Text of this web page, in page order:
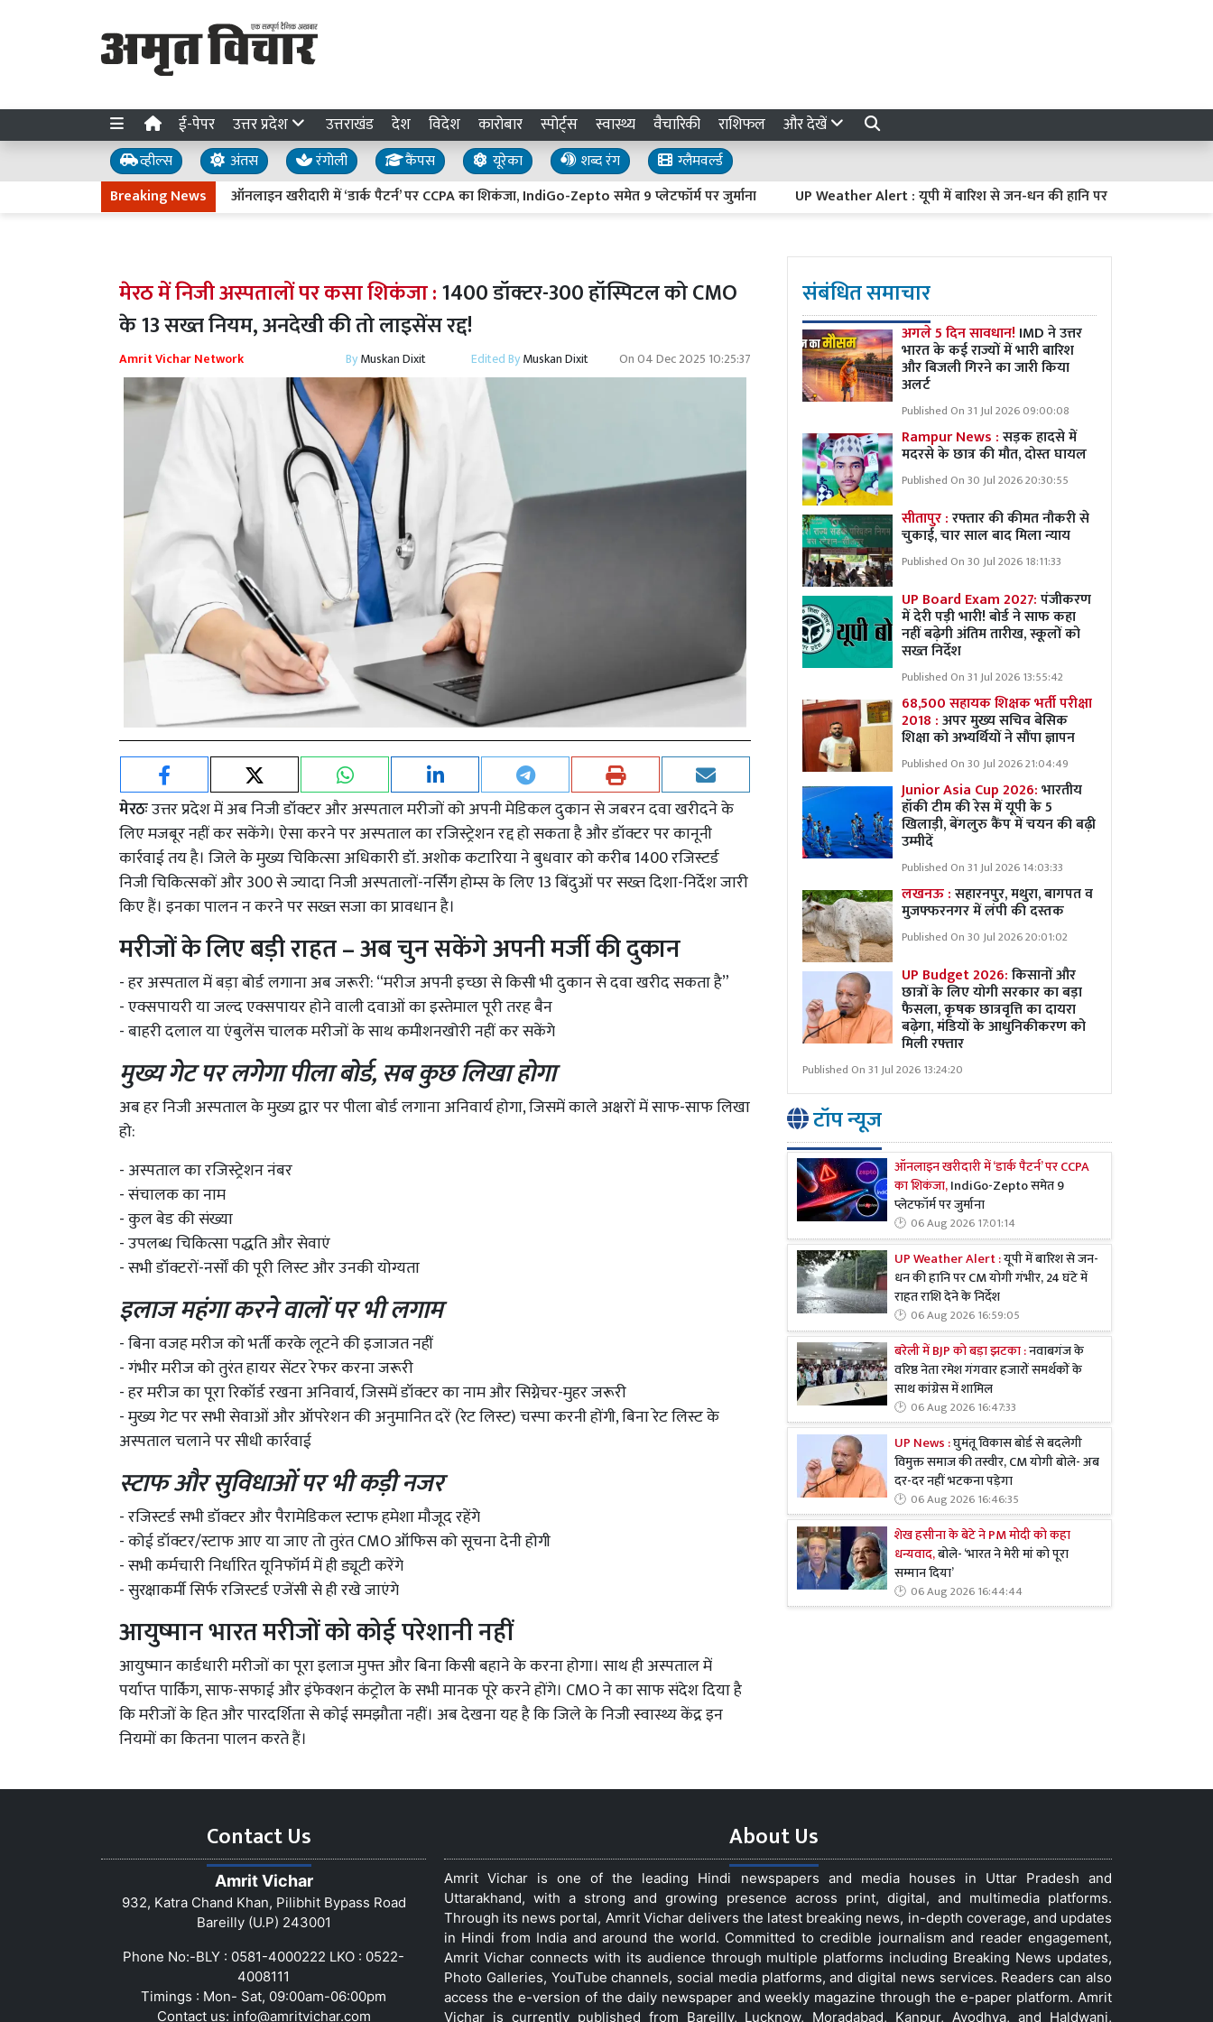
ई-पेपर उत्तर प्रदेश उत्तराखंड देश विदेश कारोबार स्पोर्ट्स स्वास्थ्य वैचारिकी राशिफल और देखें
व्हील्स अंतस रंगोली कैंपस यूरेका शब्द रंग
ग्लैमवर्ल्ड
Breaking Newsऑनलाइन खरीदारी में ‘डार्क पैटर्न’ पर CCPA का शिकंजा, IndiGo-Zepto समेत 9 प्लेटफॉर्म पर जुर्माना UP Weather Alert : यूपी में बारिश से जन-धन की हानि पर CM योगी गंभीर, 24 घंटे
मेरठ में निजी अस्पतालों पर कसा शिकंजा :1400 डॉक्टर-300 हॉस्पिटल को CMO
के 13 सख्त नियम, अनदेखी की तो लाइसेंस रद्द!
Amrit Vichar Network ByMuskan Dixit Edited ByMuskan Dixit On04 Dec 2025 10:25:37
मेरठःउत्तर प्रदेश में अब निजी डॉक्टर और अस्पताल मरीजों को अपनी मेडिकल दुकान से जबरन दवा खरीदने के
लिए मजबूर नहीं कर सकेंगे। ऐसा करने पर अस्पताल का रजिस्ट्रेशन रद्द हो सकता है और डॉक्टर पर कानूनी
कार्रवाई तय है। जिले के मुख्य चिकित्सा अधिकारी डॉ. अशोक कटारिया ने बुधवार को करीब 1400 रजिस्टर्ड
निजी चिकित्सकों और 300 से ज्यादा निजी अस्पतालों-नर्सिंग होम्स के लिए 13 बिंदुओं पर सख्त दिशा-निर्देश जारी
किए हैं। इनका पालन न करने पर सख्त सजा का प्रावधान है।
मरीजों के लिए बड़ी राहत – अब चुन सकेंगे अपनी मर्जी की दुकान
- हर अस्पताल में बड़ा बोर्ड लगाना अब जरूरी: “मरीज अपनी इच्छा से किसी भी दुकान से दवा खरीद सकता है”
- एक्सपायरी या जल्द एक्सपायर होने वाली दवाओं का इस्तेमाल पूरी तरह बैन
- बाहरी दलाल या एंबुलेंस चालक मरीजों के साथ कमीशनखोरी नहीं कर सकेंगे
मुख्य गेट पर लगेगा पीला बोर्ड, सब कुछ लिखा होगा
अब हर निजी अस्पताल के मुख्य द्वार पर पीला बोर्ड लगाना अनिवार्य होगा, जिसमें काले अक्षरों में साफ-साफ लिखा
हो:
- अस्पताल का रजिस्ट्रेशन नंबर
- संचालक का नाम
- कुल बेड की संख्या
- उपलब्ध चिकित्सा पद्धति और सेवाएं
- सभी डॉक्टरों-नर्सों की पूरी लिस्ट और उनकी योग्यता
इलाज महंगा करने वालों पर भी लगाम
- बिना वजह मरीज को भर्ती करके लूटने की इजाजत नहीं
- गंभीर मरीज को तुरंत हायर सेंटर रेफर करना जरूरी
- हर मरीज का पूरा रिकॉर्ड रखना अनिवार्य, जिसमें डॉक्टर का नाम और सिग्नेचर-मुहर जरूरी
- मुख्य गेट पर सभी सेवाओं और ऑपरेशन की अनुमानित दरें (रेट लिस्ट) चस्पा करनी होंगी, बिना रेट लिस्ट के
अस्पताल चलाने पर सीधी कार्रवाई
स्टाफ और सुविधाओं पर भी कड़ी नजर
- रजिस्टर्ड सभी डॉक्टर और पैरामेडिकल स्टाफ हमेशा मौजूद रहेंगे
- कोई डॉक्टर/स्टाफ आए या जाए तो तुरंत CMO ऑफिस को सूचना देनी होगी
- सभी कर्मचारी निर्धारित यूनिफॉर्म में ही ड्यूटी करेंगे
- सुरक्षाकर्मी सिर्फ रजिस्टर्ड एजेंसी से ही रखे जाएंगे
आयुष्मान भारत मरीजों को कोई परेशानी नहीं
आयुष्मान कार्डधारी मरीजों का पूरा इलाज मुफ्त और बिना किसी बहाने के करना होगा। साथ ही अस्पताल में
पर्याप्त पार्किंग, साफ-सफाई और इंफेक्शन कंट्रोल के सभी मानक पूरे करने होंगे। CMO ने का साफ संदेश दिया है
कि मरीजों के हित और पारदर्शिता से कोई समझौता नहीं। अब देखना यह है कि जिले के निजी स्वास्थ्य केंद्र इन
नियमों का कितना पालन करते हैं।
संबंधित समाचार
अगले 5 दिन सावधान! IMD ने उत्तर
भारत के कई राज्यों में भारी बारिश
और बिजली गिरने का जारी किया
अलर्ट
Published On 31 Jul 2026 09:00:08
Rampur News :सड़क हादसे में
मदरसे के छात्र की मौत, दोस्त घायल
Published On 30 Jul 2026 20:30:55
सीतापुर :रफ्तार की कीमत नौकरी से
चुकाई, चार साल बाद मिला न्याय
Published On 30 Jul 2026 18:11:33
UP Board Exam 2027:पंजीकरण
में देरी पड़ी भारी! बोर्ड ने साफ कहा
नहीं बढ़ेगी अंतिम तारीख, स्कूलों को
सख्त निर्देश
Published On 31 Jul 2026 13:55:42
68,500 सहायक शिक्षक भर्ती परीक्षा
2018 :अपर मुख्य सचिव बेसिक
शिक्षा को अभ्यर्थियों ने सौंपा ज्ञापन
Published On 30 Jul 2026 21:04:49
Junior Asia Cup 2026:भारतीय
हॉकी टीम की रेस में यूपी के 5
खिलाड़ी, बेंगलुरु कैंप में चयन की बढ़ी
उम्मीदें
Published On 31 Jul 2026 14:03:33
लखनऊ :सहारनपुर, मथुरा, बागपत व
मुजफ्फरनगर में लंपी की दस्तक
Published On 30 Jul 2026 20:01:02
UP Budget 2026:किसानों और
छात्रों के लिए योगी सरकार का बड़ा
फैसला, कृषक छात्रवृत्ति का दायरा
बढ़ेगा, मंडियों के आधुनिकीकरण को
मिली रफ्तार
Published On 31 Jul 2026 13:24:20
टॉप न्यूज
ऑनलाइन खरीदारी में ‘डार्क पैटर्न’ पर CCPA
का शिकंजा,IndiGo-Zepto समेत 9
प्लेटफॉर्म पर जुर्माना
06 Aug 2026 17:01:14
UP Weather Alert :यूपी में बारिश से जन-
धन की हानि पर CM योगी गंभीर, 24 घंटे में
राहत राशि देने के निर्देश
06 Aug 2026 16:59:05
बरेली में BJP को बड़ा झटका :नवाबगंज के
वरिष्ठ नेता रमेश गंगवार हजारों समर्थकों के
साथ कांग्रेस में शामिल
06 Aug 2026 16:47:33
UP News :घुमंतू विकास बोर्ड से बदलेगी
विमुक्त समाज की तस्वीर, CM योगी बोले- अब
दर-दर नहीं भटकना पड़ेगा
06 Aug 2026 16:46:35
शेख हसीना के बेटे ने PM मोदी को कहा
धन्यवाद,बोले- ‘भारत ने मेरी मां को पूरा
सम्मान दिया’
06 Aug 2026 16:44:44
Contact Us
Amrit Vichar
932, Katra Chand Khan, Pilibhit Bypass Road
Bareilly (U.P) 243001
Phone No:-BLY : 0581-4000222 LKO : 0522-
4008111
Timings : Mon- Sat, 09:00am-06:00pm
Contact us: info@amritvichar.com
About Us
Amrit Vichar is one of the leading Hindi newspapers and media houses in Uttar Pradesh and
Uttarakhand, with a strong and growing presence across print, digital, and multimedia platforms.
Through its news portal, Amrit Vichar delivers the latest breaking news, in-depth coverage, and updates
in Hindi from India and around the world. Committed to credible journalism and reader engagement,
Amrit Vichar connects with its audience through multiple platforms including Breaking News updates,
Photo Galleries, YouTube channels, social media platforms, and digital news services. Readers can also
access the e-version of the daily newspaper and weekly magazine through the e-paper platform. Amrit
Vichar is currently published from Bareilly, Lucknow, Moradabad, Kanpur, Ayodhya, and Haldwani,